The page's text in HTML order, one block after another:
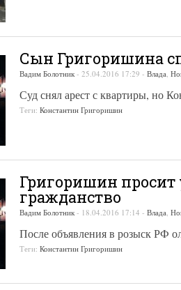
Сын Григоришина
Вадим Болотник - 25.04.2016 17:29 - Влада,
Суд снял арест с квартиры, но
Теги: Константин Григоришин
Григоришин просит
гражданство
Вадим Болотник - 18.04.2016 17:14 - Влада,
После объявления в розыск РФ
Теги: Константин Григоришин